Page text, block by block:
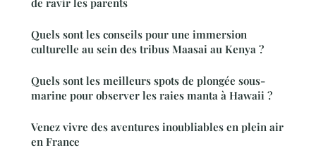
Quels sont les conseils pour une immersion
culturelle au sein des tribus Maasai au Kenya ?
Quels sont les meilleurs spots de plongée sous-
marine pour observer les raies manta à Hawaii ?
Venez vivre des aventures inoubliables en plein air
en France